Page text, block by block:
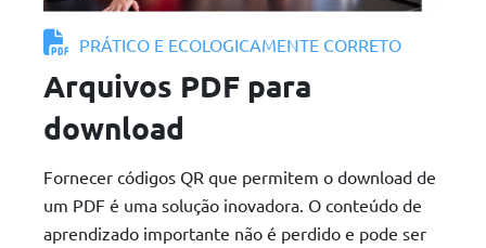
PRÁTICO E ECOLOGICAMENTE CORRETO
Arquivos PDF para
download
Fornecer códigos QR que permitem o download de
um PDF é uma solução inovadora. O conteúdo de
aprendizado importante não é perdido e pode ser